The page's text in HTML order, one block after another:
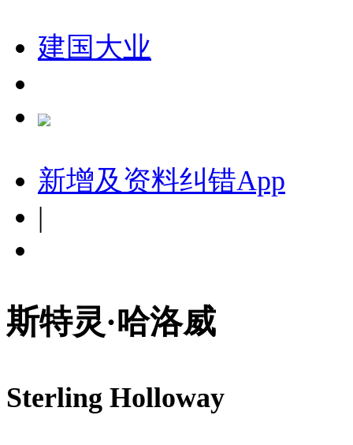
建国大业
新增及资料纠错App
|
斯特灵·哈洛威
Sterling Holloway